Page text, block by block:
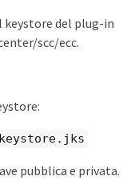
keystore del plug-in
scc/ecc.
pubblica e privata.